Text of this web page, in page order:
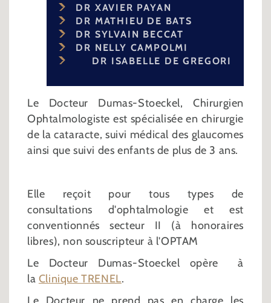
DR XAVIER PAYAN
DR MATHIEU DE BATS
DR SYLVAIN BECCAT
DR NELLY CAMPOLMI
DR ISABELLE DE GREGORI
Le Docteur Dumas-Stoeckel, Chirurgien
Ophtalmologiste est spécialisée en chirurgie
de la cataracte, suivi médical des glaucomes
ainsi que suivi des enfants de plus de 3 ans.
Elle reçoit pour tous types de
consultations d'ophtalmologie et est
conventionnés secteur II (à honoraires
libres), non souscripteur à l'OPTAM
Le Docteur Dumas-Stoeckel opère à
la Clinique TRENEL.